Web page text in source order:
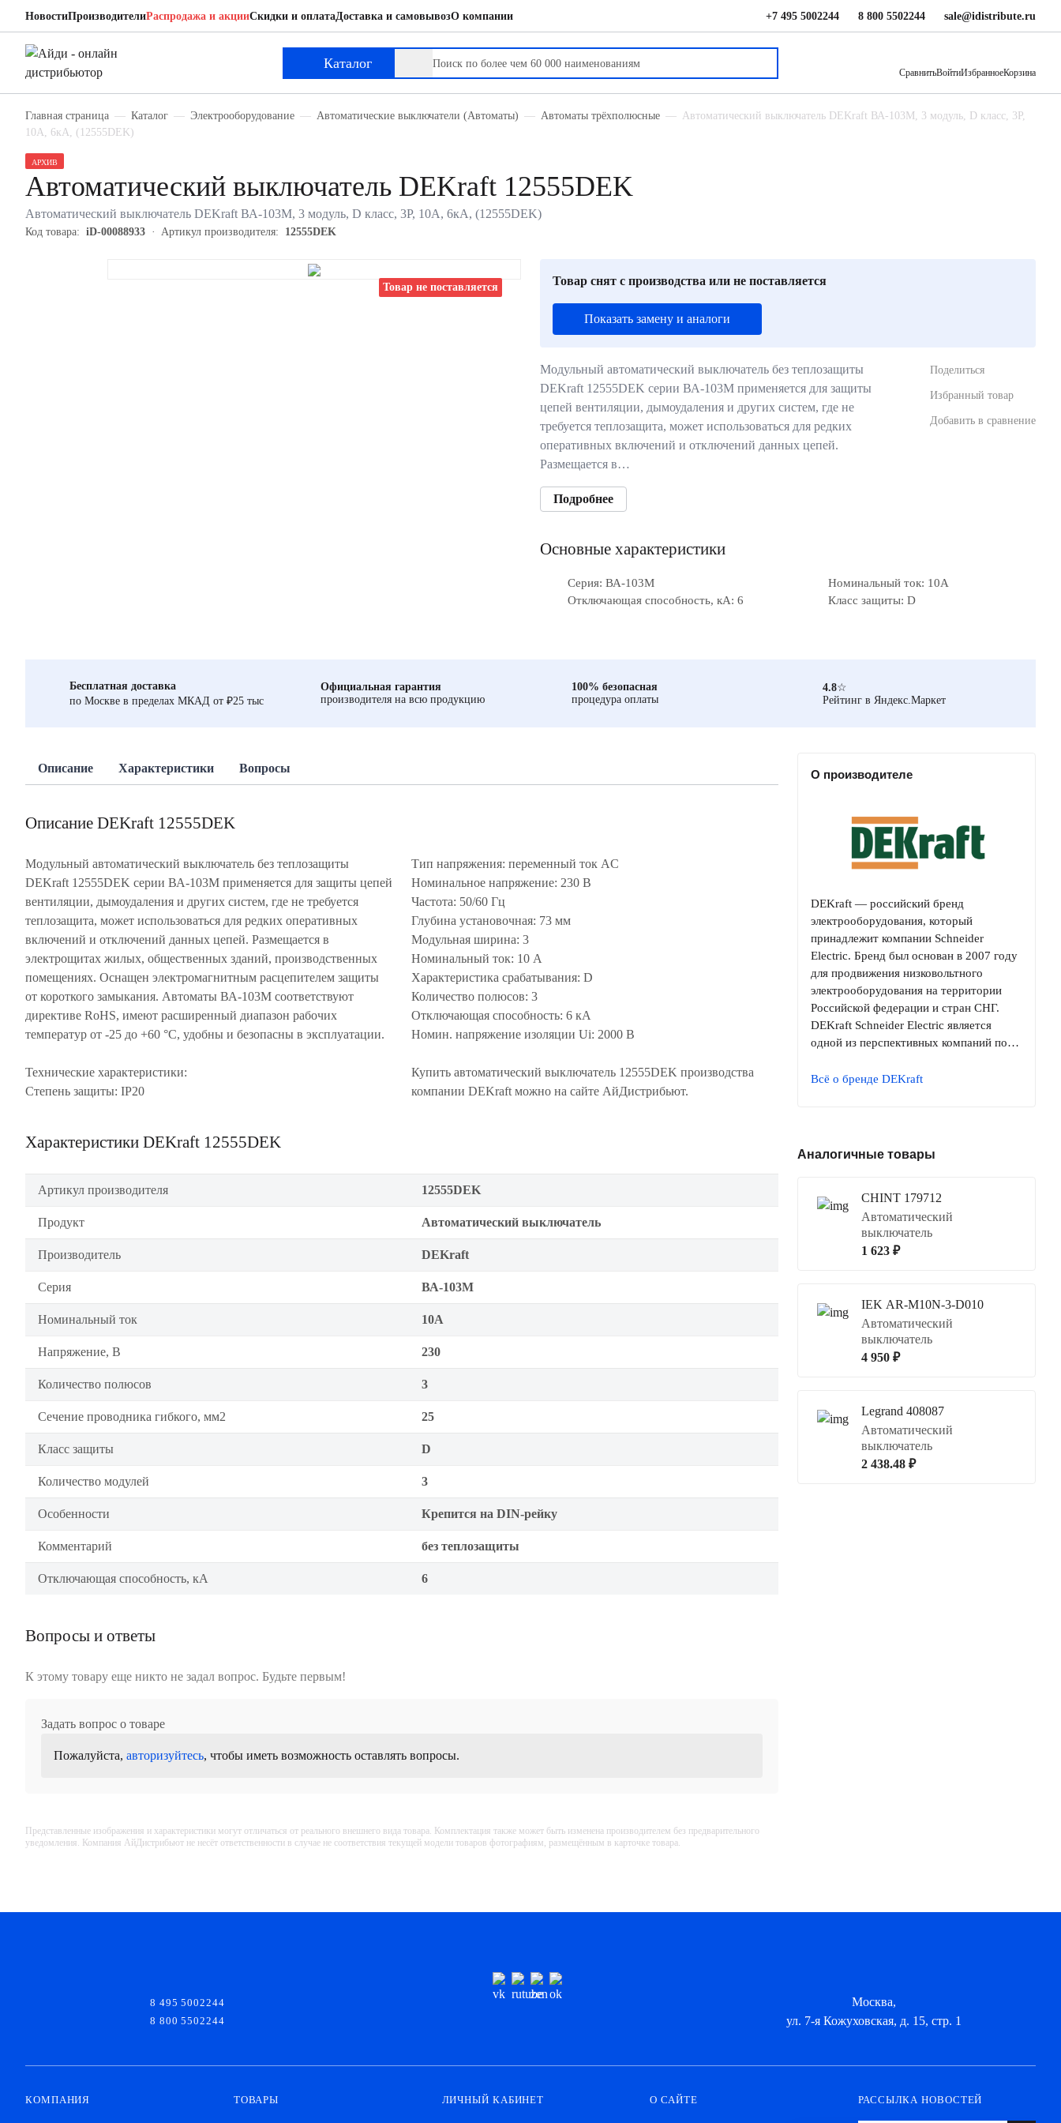
НовостиПроизводителиРаспродажа и акцииСкидки и оплатаДоставка и самовывозО компании +7 495 5002244 8 800 5502244 sale@idistribute.ru
Каталог
СравнитьВойтиИзбранноеКорзина
Главная страница Каталог Электрооборудование Автоматические выключатели (Автоматы) Автоматы трёхполюсные
Автоматический выключатель DEKraft ВА-103M, 3 модуль, D класс, 3P,
10А, 6кА, (12555DEK)
Товар не поставляется
АРХИВ
Автоматический выключатель DEKraft 12555DEK
Автоматический выключатель DEKraft ВА-103M, 3 модуль, D класс, 3P, 10А, 6кА, (12555DEK)
Код товара: iD-00088933 Артикул производителя: 12555DEK
Товар снят с производства или не поставляется
Показать замену и аналоги
Модульный автоматический выключатель без теплозащиты
DEKraft 12555DEK серии ВА-103М применяется для защиты
цепей вентиляции, дымоудаления и других систем, где не
требуется теплозащита, может использоваться для редких
оперативных включений и отключений данных цепей.
Размещается в…
Подробнее
Поделиться
Избранный товар
Добавить в сравнение
Основные характеристики
Серия: ВА-103M
Номинальный ток: 10А
Отключающая способность, кА: 6
Класс защиты: D
Бесплатная доставка
по Москве в пределах МКАД от ₽25 тыс
Официальная гарантия
производителя на всю продукцию
100% безопасная
процедура оплаты
4.8☆
Рейтинг в Яндекс.Маркет
Описание Характеристики Вопросы
Описание DEKraft 12555DEK
Модульный автоматический выключатель без теплозащиты
DEKraft 12555DEK серии ВА-103М применяется для защиты цепей
вентиляции, дымоудаления и других систем, где не требуется
теплозащита, может использоваться для редких оперативных
включений и отключений данных цепей. Размещается в
электрощитах жилых, общественных зданий, производственных
помещениях. Оснащен электромагнитным расцепителем защиты
от короткого замыкания. Автоматы ВА-103М соответствуют
директиве RoHS, имеют расширенный диапазон рабочих
температур от -25 до +60 °C, удобны и безопасны в эксплуатации.
Технические характеристики:
Степень защиты: IP20
Тип напряжения: переменный ток AC
Номинальное напряжение: 230 В
Частота: 50/60 Гц
Глубина установочная: 73 мм
Модульная ширина: 3
Номинальный ток: 10 А
Характеристика срабатывания: D
Количество полюсов: 3
Отключающая способность: 6 кА
Номин. напряжение изоляции Ui: 2000 В
Купить автоматический выключатель 12555DEK производства
компании DEKraft можно на сайте АйДистрибьют.
Характеристики DEKraft 12555DEK
Артикул производителя 12555DEK
Продукт Автоматический выключатель
Производитель DEKraft
Серия ВА-103M
Номинальный ток 10А
Напряжение, В 230
Количество полюсов 3
Сечение проводника гибкого, мм2 25
Класс защиты D
Количество модулей 3
Особенности Крепится на DIN-рейку
Комментарий без теплозащиты
Отключающая способность, кА 6
Вопросы и ответы
К этому товару еще никто не задал вопрос. Будьте первым!
Задать вопрос о товаре
Пожалуйста, авторизуйтесь, чтобы иметь возможность оставлять вопросы.
Представленные изображения и характеристики могут отличаться от реального внешнего вида товара. Комплектация также может быть изменена производителем без предварительного
уведомления. Компания АйДистрибьют не несёт ответственности в случае не соответствия текущей модели товаров фотографиям, размещённым в карточке товара.
О производителе
DEKraft — российский бренд
электрооборудования, который
принадлежит компании Schneider
Electric. Бренд был основан в 2007 году
для продвижения низковольтного
электрооборудования на территории
Российской федерации и стран СНГ.
DEKraft Schneider Electric является
одной из перспективных компаний по…
Всё о бренде DEKraft
Аналогичные товары
CHINT 179712
Автоматический
выключатель
1 623 ₽
IEK AR-M10N-3-D010
Автоматический
выключатель
4 950 ₽
Legrand 408087
Автоматический
выключатель
2 438.48 ₽
DEKraft 12555DEK
Автоматический выключатель
8 495 5002244
8 800 5502244
Москва,
ул. 7-я Кожуховская, д. 15, стр. 1
КОМПАНИЯ ТОВАРЫ ЛИЧНЫЙ КАБИНЕТ О САЙТЕ РАССЫЛКА НОВОСТЕЙ